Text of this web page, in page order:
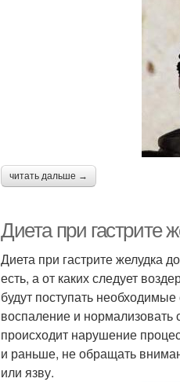
читать дальше →
Диета при гастрите
Диета при гастрите желудка
есть, а от каких следует
будут поступать
воспаление и нормализовать
происходит нарушение
и раньше, не обращать
или язву.